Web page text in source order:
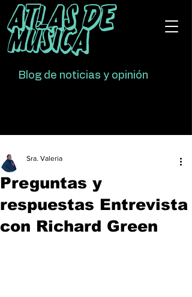
Atlas De
Música
Blog de noticias y opinión
Preguntas y
respuestas Entrevista
con Richard Green
Sra. Valeria